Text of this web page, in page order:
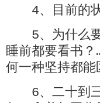
4、目前的状
5、为什么要
睡前都要看书
何一种坚持都能
6、二十到三